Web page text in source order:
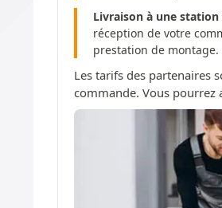
Livraison à une
réception de votre
prestation de montage.
Les tarifs des partenaires
commande. Vous pourrez